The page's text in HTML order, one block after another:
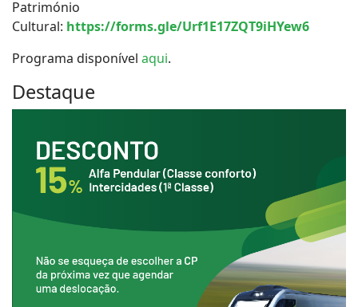
Património
Cultural: https://forms.gle/Urf1E17ZQT9iHYew6
Programa disponível aqui.
Destaque